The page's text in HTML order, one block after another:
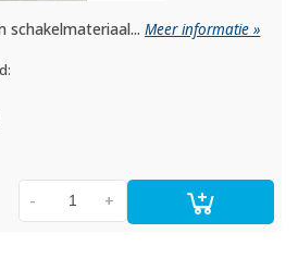
schakelmateriaal...Meer informatie »
+
-